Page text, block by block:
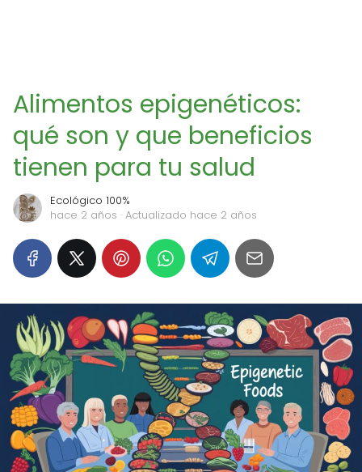
Alimentos epigenéticos:
qué son y que beneficios
tienen para tu salud
Ecológico 100%
hace 2 años · Actualizado hace 2 años